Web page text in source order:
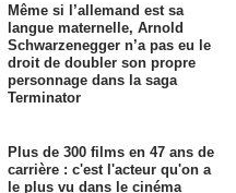
Même si l’allemand est sa
langue maternelle, Arnold
Schwarzenegger n’a pas eu le
droit de doubler son propre
personnage dans la saga
Terminator
Plus de 300 films en 47 ans de
carrière : c'est l'acteur qu'on a
le plus vu dans le cinéma